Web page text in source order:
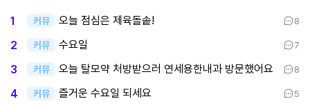
1 커뮤 오늘 점심은 제육돌솥! 8
2 커뮤 수요일 7
3 커뮤 오늘 탈모약 처방받으러 연세용한내과 방문했어요 8
4 커뮤 즐거운 수요일 되세요 5